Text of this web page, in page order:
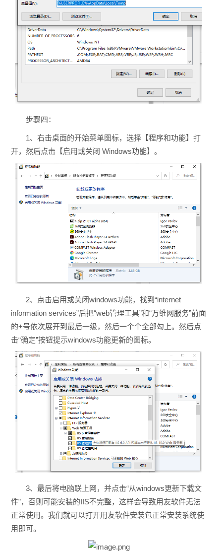
步骤四：
1、右击桌面的开始菜单图标，选择【程序和功能】打
开，然后点击【启用或关闭 Windows功能】。
2、点击启用或关闭windows功能，找到“internet
information services”后把“web管理工具”和“万维网服务”前面
的+号依次展开到最后一级，然后一个个全部勾上。然后点
击“确定”按钮提示windows功能更新的图标。
3、最后将电脑联上网，并点击“从windows更新下载文
件”，否则可能安装的IIS不完整，这样会导致用友软件无法
正常使用。我们就可以打开用友软件安装包正常安装系统使
用即可。